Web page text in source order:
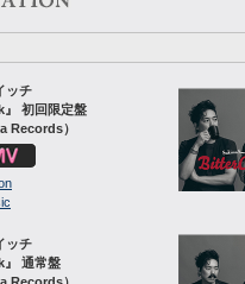
ッチ
』 初回限定盤
Records）
ッチ
』 通常盤